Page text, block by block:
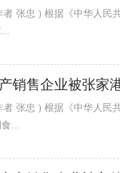
销售企业被张家
...